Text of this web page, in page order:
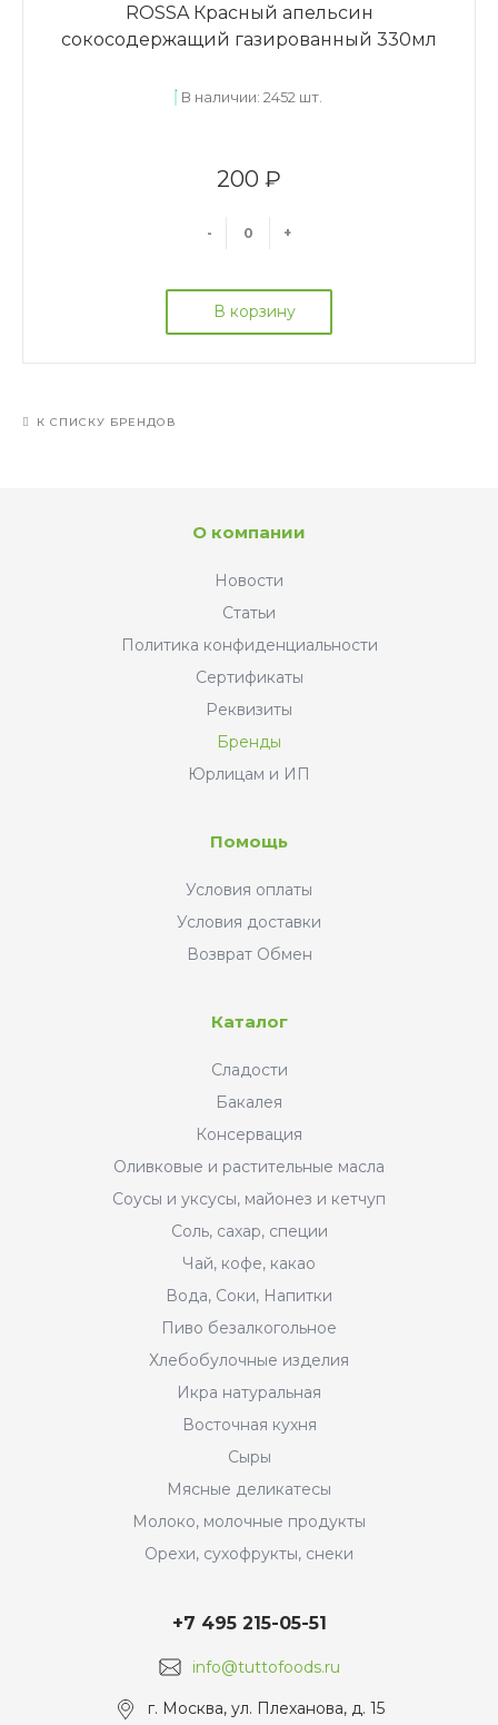
ROSSA Красный апельсин
сокосодержащий газированный 330мл
В наличии: 2452 шт.
200 ₽
- +
В корзину
К СПИСКУ БРЕНДОВ
О компании
Новости
Статьи
Политика конфиденциальности
Сертификаты
Реквизиты
Бренды
Юрлицам и ИП
Помощь
Условия оплаты
Условия доставки
Возврат Обмен
Каталог
Сладости
Бакалея
Консервация
Оливковые и растительные масла
Соусы и уксусы, майонез и кетчуп
Соль, сахар, специи
Чай, кофе, какао
Вода, Соки, Напитки
Пиво безалкогольное
Хлебобулочные изделия
Икра натуральная
Восточная кухня
Сыры
Мясные деликатесы
Молоко, молочные продукты
Орехи, сухофрукты, снеки
info@tuttofoods.ru
+7 495 215-05-51
г. Москва, ул. Плеханова, д. 15